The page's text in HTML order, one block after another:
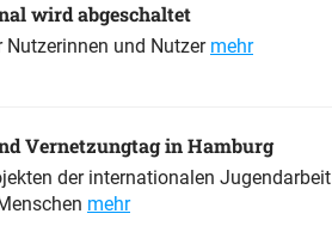
wird abgeschaltet
und Nutzer mehr
Vernetzungtag in Hamburg
der internationalen
mehr